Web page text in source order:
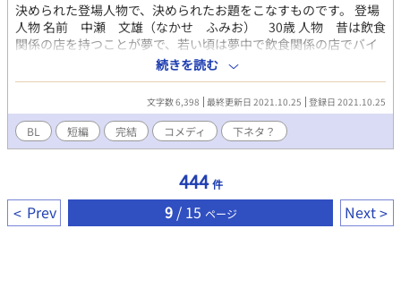
決められた登場人物で、決められたお題をこなすものです。 登場
人物 名前 中瀬 文雄（なかせ ふみお） 30歳 人物 昔は飲食
関係の店を持つことが夢で、若い頃は夢中で飲食関係の店でバイ
トしていたが、実家の中瀬電機を継ぐために夢を諦める。表向き
父親とはうまく行ってる様に見えるが、未だに飲食関係の道へ進
む事が諦めきれず燻っているので、父親とはあまり上手く行って
ない。人柄と職業柄もあり、割と顔が広い。人見知りなどもない
ので、誰とでも気さくに話ができる。 名前 田川 到流（たが
わ いたる） 25歳 人物 田舎の漁師町で育ち、父親が犯罪を犯
父親とは服役中に会いたいと手紙を貰うが、それを拒否して以来
一度も会ってない。そのことを後悔している。文雄のバイトして
いた飲食関係のお店でバイトをしているが、それも明確な何かが
あってというよりは、なんとなく。辛い過去がある（父親の収監
続きを読む
文字数 6,398 最終更新日 2021.10.25 登録日 2021.10.25
BL 短編 完結 コメディ 下ネタ？
444 件
Prev 9/ 15 ページ Next